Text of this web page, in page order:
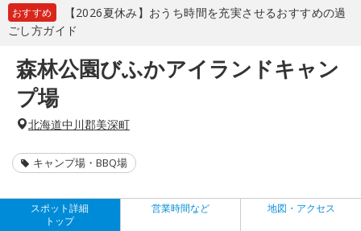
おすすめ
【2026夏休み】おうち時間を充実させるおすすめの過
ごし方ガイド
森林公園びふかアイランドキャン
プ場
北海道中川郡美深町
キャンプ場・BBQ場
スポット詳細
トップ
営業時間など 地図・アクセス